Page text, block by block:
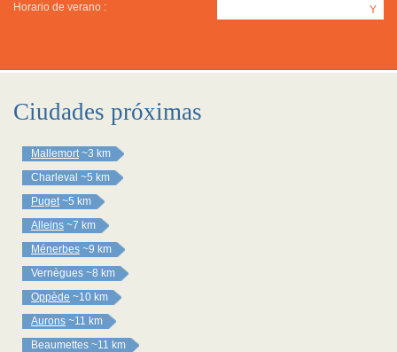
Horario de verano : Y
Ciudades próximas
Mallemort ~3 km
Charleval ~5 km
Puget ~5 km
Alleins ~7 km
Ménerbes ~9 km
Vernègues ~8 km
Oppède ~10 km
Aurons ~11 km
Beaumettes ~11 km